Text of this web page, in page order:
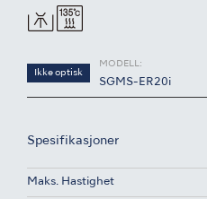
Ikke optisk
MODELL:
SGMS-ER20i
Spesifikasjoner
Maks. Hastighet